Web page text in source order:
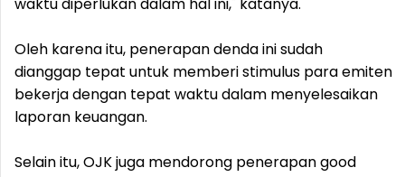
Oleh karena itu, penerapan denda ini sudah
dianggap tepat untuk memberi stimulus para emiten
bekerja dengan tepat waktu dalam menyelesaikan
laporan keuangan.
Selain itu, OJK juga mendorong penerapan good